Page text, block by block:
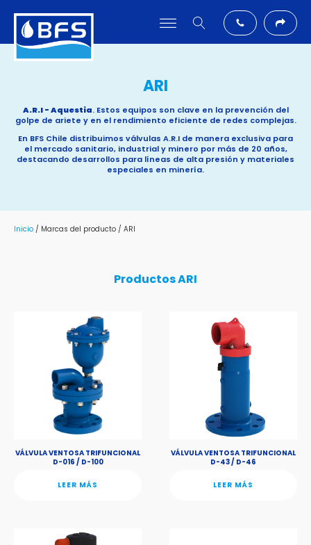
ARI
A.R.I - Aquestia. Estos equipos son clave en la prevención del
golpe de ariete y en el rendimiento eficiente de redes complejas.
En BFS Chile distribuimos válvulas A.R.I de manera exclusiva para
el mercado sanitario, industrial y minero por más de 20 años,
destacando desarrollos para líneas de alta presión y materiales
especiales en minería.
Inicio / Marcas del producto / ARI
ProductosARI
VÁLVULA VENTOSA TRIFUNCIONAL
D-016 / D-100
LEER MÁS
VÁLVULA VENTOSA TRIFUNCIONAL
D-43 / D-46
LEER MÁS